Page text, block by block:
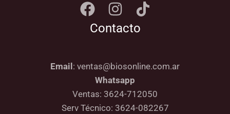
Contacto
Email : ventas@biosonline.com.ar
Whatsapp
Ventas: 3624-712050
Serv Técnico: 3624-082267